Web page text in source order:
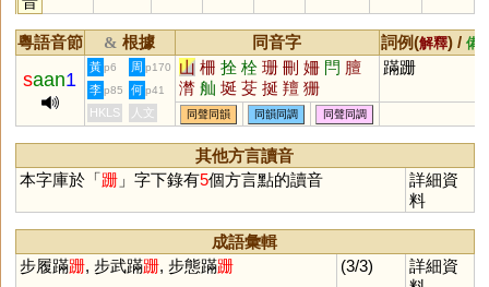
粵語音節 & 根據 同音字 詞例(解釋) / 備
saan1
黃 p6 周 p170 山 柵 拴 栓 珊 刪 姍 閂 膻
潸 舢 埏 芟 挻 羶 狦
蹣跚
李 p85 何 p41
HKLS 人文 同聲同韻 同韻同調 同聲同調
其他方言讀音
本字庫於「跚」字下錄有5個方言點的讀音
詳細資
料
成語彙輯
步履蹣跚, 步武蹣跚, 步態蹣跚 (3/3)
詳細資